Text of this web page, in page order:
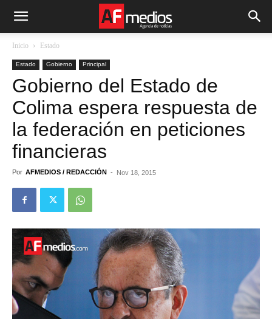
Inicio Estado
Estado Gobierno Principal
Gobierno del Estado de
Colima espera respuesta de
la federación en peticiones
financieras
Por AFMEDIOS / REDACCIÓN - Nov 18, 2015